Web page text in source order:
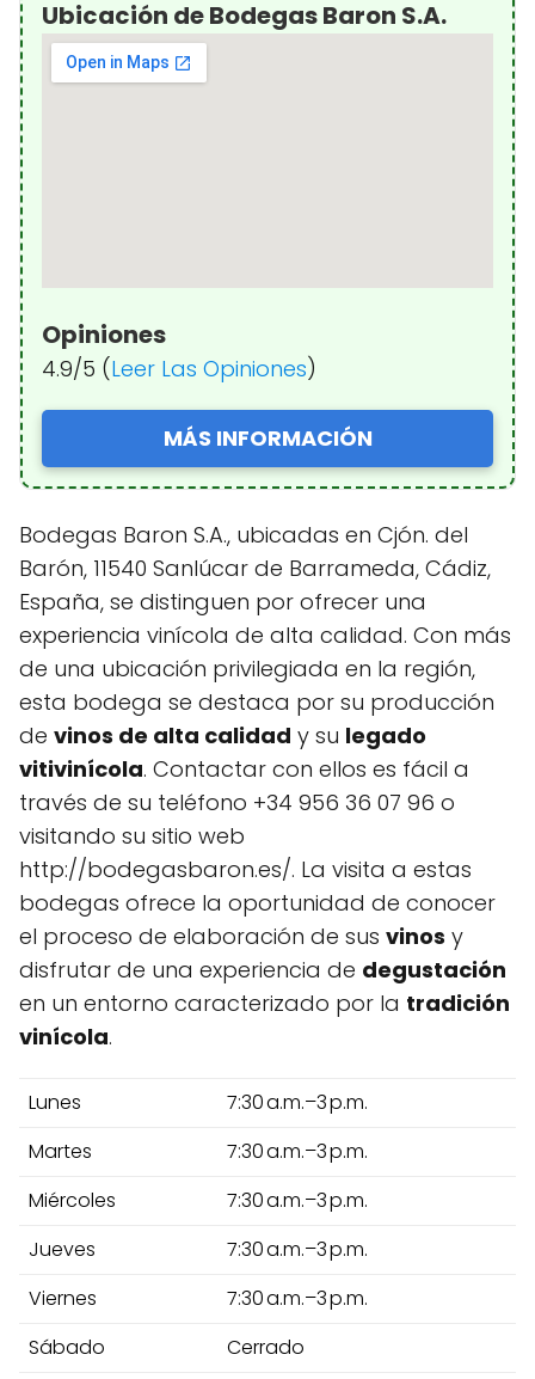
Ubicación de Bodegas Baron S.A.
Opiniones
4.9/5 (Leer Las Opiniones)
MÁS INFORMACIÓN
Bodegas Baron S.A., ubicadas en Cjón. del
Barón, 11540 Sanlúcar de Barrameda, Cádiz,
España, se distinguen por ofrecer una
experiencia vinícola de alta calidad. Con más
de una ubicación privilegiada en la región,
esta bodega se destaca por su producción
de vinos de alta calidad y su legado
vitivinícola. Contactar con ellos es fácil a
través de su teléfono +34 956 36 07 96 o
visitando su sitio web
http://bodegasbaron.es/. La visita a estas
bodegas ofrece la oportunidad de conocer
el proceso de elaboración de sus vinos y
disfrutar de una experiencia de degustación
en un entorno caracterizado por la tradición
vinícola.
Lunes
7:30 a.m.–3 p.m.
Martes
7:30 a.m.–3 p.m.
Miércoles
7:30 a.m.–3 p.m.
Jueves
7:30 a.m.–3 p.m.
Viernes
7:30 a.m.–3 p.m.
Sábado
Cerrado